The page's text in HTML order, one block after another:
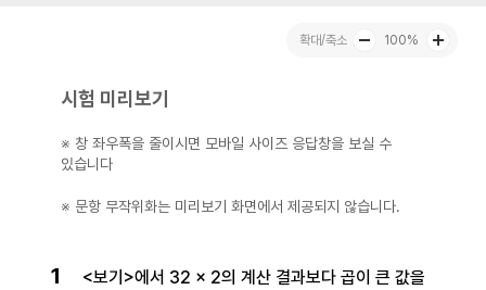
100%
시험 미리보기
※ 창 좌우폭을 줄이시면 모바일 사이즈 응답창을 보실 수
있습니다
※ 문항 무작위화는 미리보기 화면에서 제공되지 않습니다.
1
<보기>에서 32 × 2의 계산 결과보다 곱이 큰 값을